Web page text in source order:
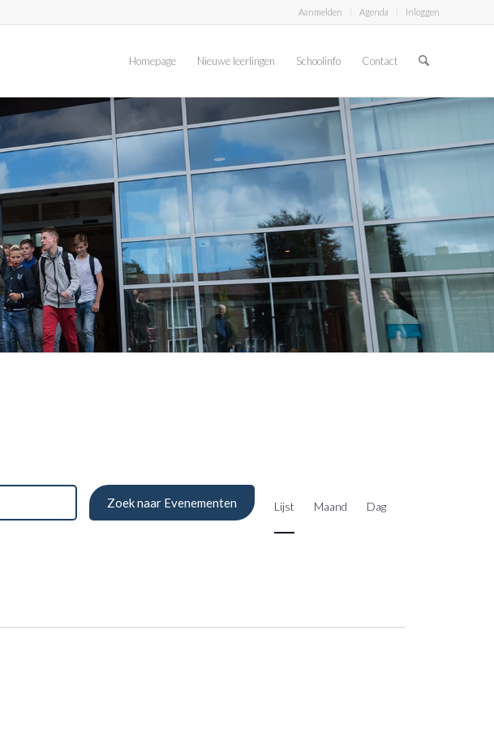
Aanmelden Agenda Inloggen
Homepage Nieuwe leerlingen Schoolinfo Contact
Zoek naar Evenementen
weergaven
navigatie
Lijst Maand Dag